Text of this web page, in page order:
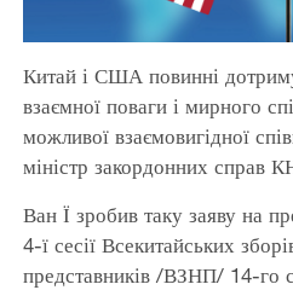
Китай і США повинні
взаємної поваги і мирного
можливої взаємовигідної
міністр закордонних справ
Ван Ї зробив таку заяву на
4-ї сесії Всекитайських
представників /ВЗНП/ 14-го